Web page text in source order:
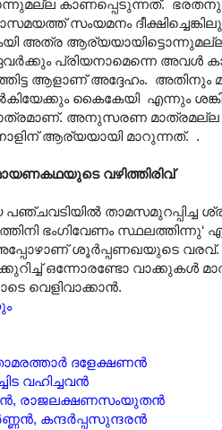
കാണപ്പെടുന്നത്.
സംയമനം
അത്ര
പ്രിയനാമെന്നെ അവള്‍
ആളാണ് അദ്ദേഹം.
കൈകേയി എന്നും
അനുസരണ
ആര്യയായി മാറുന്നത്. .
വഴിത്തിരിവ്
താമസമുറപ്പിച്ച
ഭംഗിവേണം
ശൂർപ്പണഖയുടെ വരവ്.
ഒന്നോരണ്ടോ വാക്കുകൾ
വെളിവാക്കാൻ.
ദളേക്ഷണൻ
വഹിച്ചവൻ
രാജലക്ഷണസംയുതൻ
കന്ദർപ്പസുന്ദരൻ